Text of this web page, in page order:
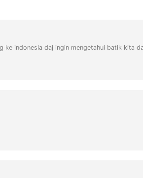
indonesia daj ingin mengetahui batik kita